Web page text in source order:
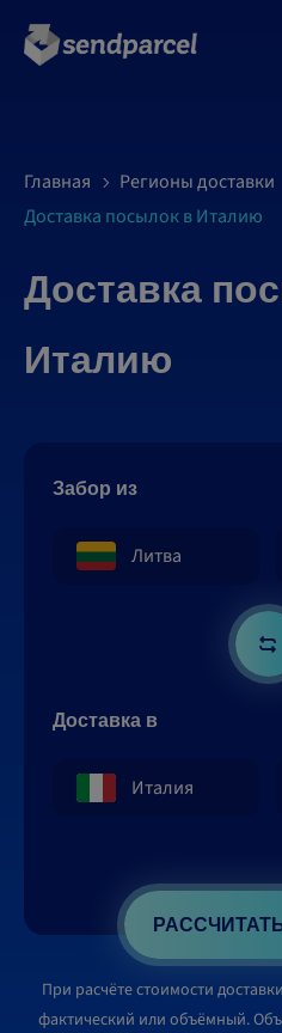
Главная Регионы доставки
Доставка посылок в Италию
Доставка
Италию
Забор из
Доставка в
При расчёте стоимости
фактический или объёмный.